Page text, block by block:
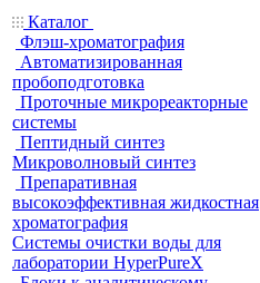
Каталог
Флэш-хроматография
Автоматизированная
пробоподготовка
Проточные микрореакторные
системы
Пептидный синтез
Микроволновый синтез
Препаративная
высокоэффективная жидкостная
хроматография
Системы очистки воды для
лаборатории HyperPureX